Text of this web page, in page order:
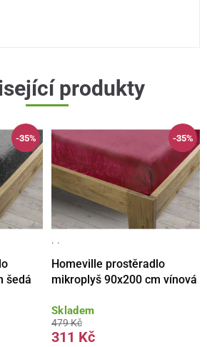
produkty
-35%
šedá
-35%
· ·
Homeville prostěradlo
mikroplyš 90x200 cm vínová
Skladem
479 Kč
311 Kč